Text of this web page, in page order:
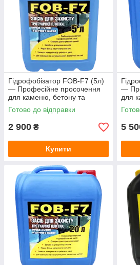
Контроль вібрацій
Ручні принтери
PH-електроди
Гідрофобізатор FOB-F7 (5л)
— Професійне просочення
для каменю, бетону та
тротуарної плитки (захист від
висолів)
Готово до відправки
2 900 ₴
Купити
—
для
5